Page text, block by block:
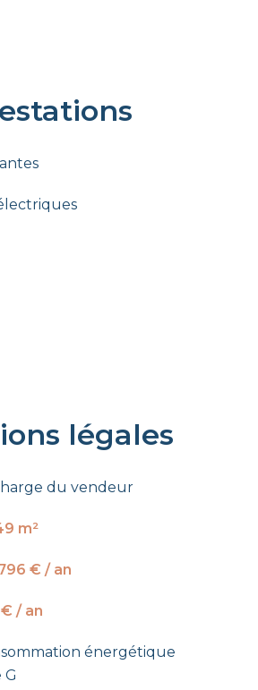
légales
du vendeur
m²
€ / an
/ an
énergétique
G